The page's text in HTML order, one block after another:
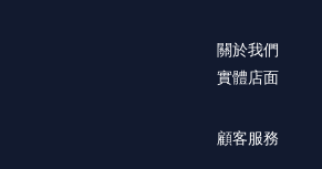
關於我們
實體店面
顧客服務